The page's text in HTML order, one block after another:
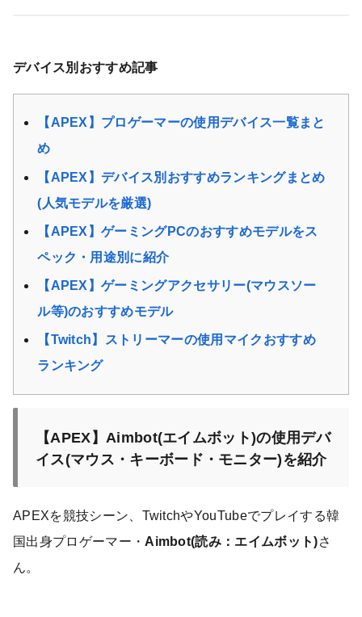
デバイス別おすすめ記事
【APEX】プロゲーマーの使用デバイス一覧まと
め
【APEX】デバイス別おすすめランキングまとめ
(人気モデルを厳選)
【APEX】ゲーミングPCのおすすめモデルをス
ペック・用途別に紹介
【APEX】ゲーミングアクセサリー(マウスソー
ル等)のおすすめモデル
【Twitch】ストリーマーの使用マイクおすすめ
ランキング
【APEX】Aimbot(エイムボット)の使用デバ
イス(マウス・キーボード・モニター)を紹介
APEXを競技シーン、TwitchやYouTubeでプレイする韓
国出身プロゲーマー・ Aimbot(読み：エイムボット)さ
ん。